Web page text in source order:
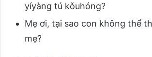
yíyàng tú kǒuhóng?
Mẹ ơi, tại sao con không thể
mẹ?